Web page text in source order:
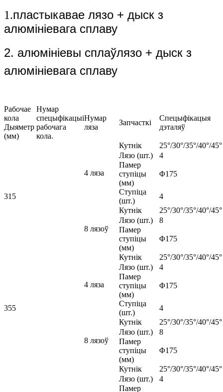
1.пластыкавае лязо + дыск з
алюмініевага сплаву
2. алюмініевы сплаўлязо + дыск з
алюмініевага сплаву
Рабочае
кола
Дыяметр
(мм)
Нумар
спецыфікацыі
рабочага
кола.
Нумар
ляза
Запчасткі
Спецыфікацыя
дэталяў
315
4 ляза
Кутнік
25°/30°/35°/40°/45°
Лязо (шт.)
4
Памер
ступіцы
(мм)
Φ175
Ступіца
(шт.)
4
8 лязоў
Кутнік
25°/30°/35°/40°/45°
Лязо (шт.)
8
Памер
ступіцы
(мм)
Φ175
355
4 ляза
Кутнік
25°/30°/35°/40°/45°
Лязо (шт.)
4
Памер
ступіцы
(мм)
Φ175
Ступіца
(шт.)
4
8 лязоў
Кутнік
25°/30°/35°/40°/45°
Лязо (шт.)
8
Памер
ступіцы
(мм)
Φ175
Кутнік
25°/30°/35°/40°/45°
Лязо (шт.)
4
Памер